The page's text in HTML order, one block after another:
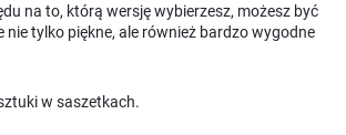
na to, którą wersję wybierzesz, możesz być
nie tylko piękne, ale również bardzo wygodne
w saszetkach.